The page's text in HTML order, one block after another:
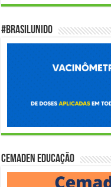
#BrasilUnido
Cemaden Educação